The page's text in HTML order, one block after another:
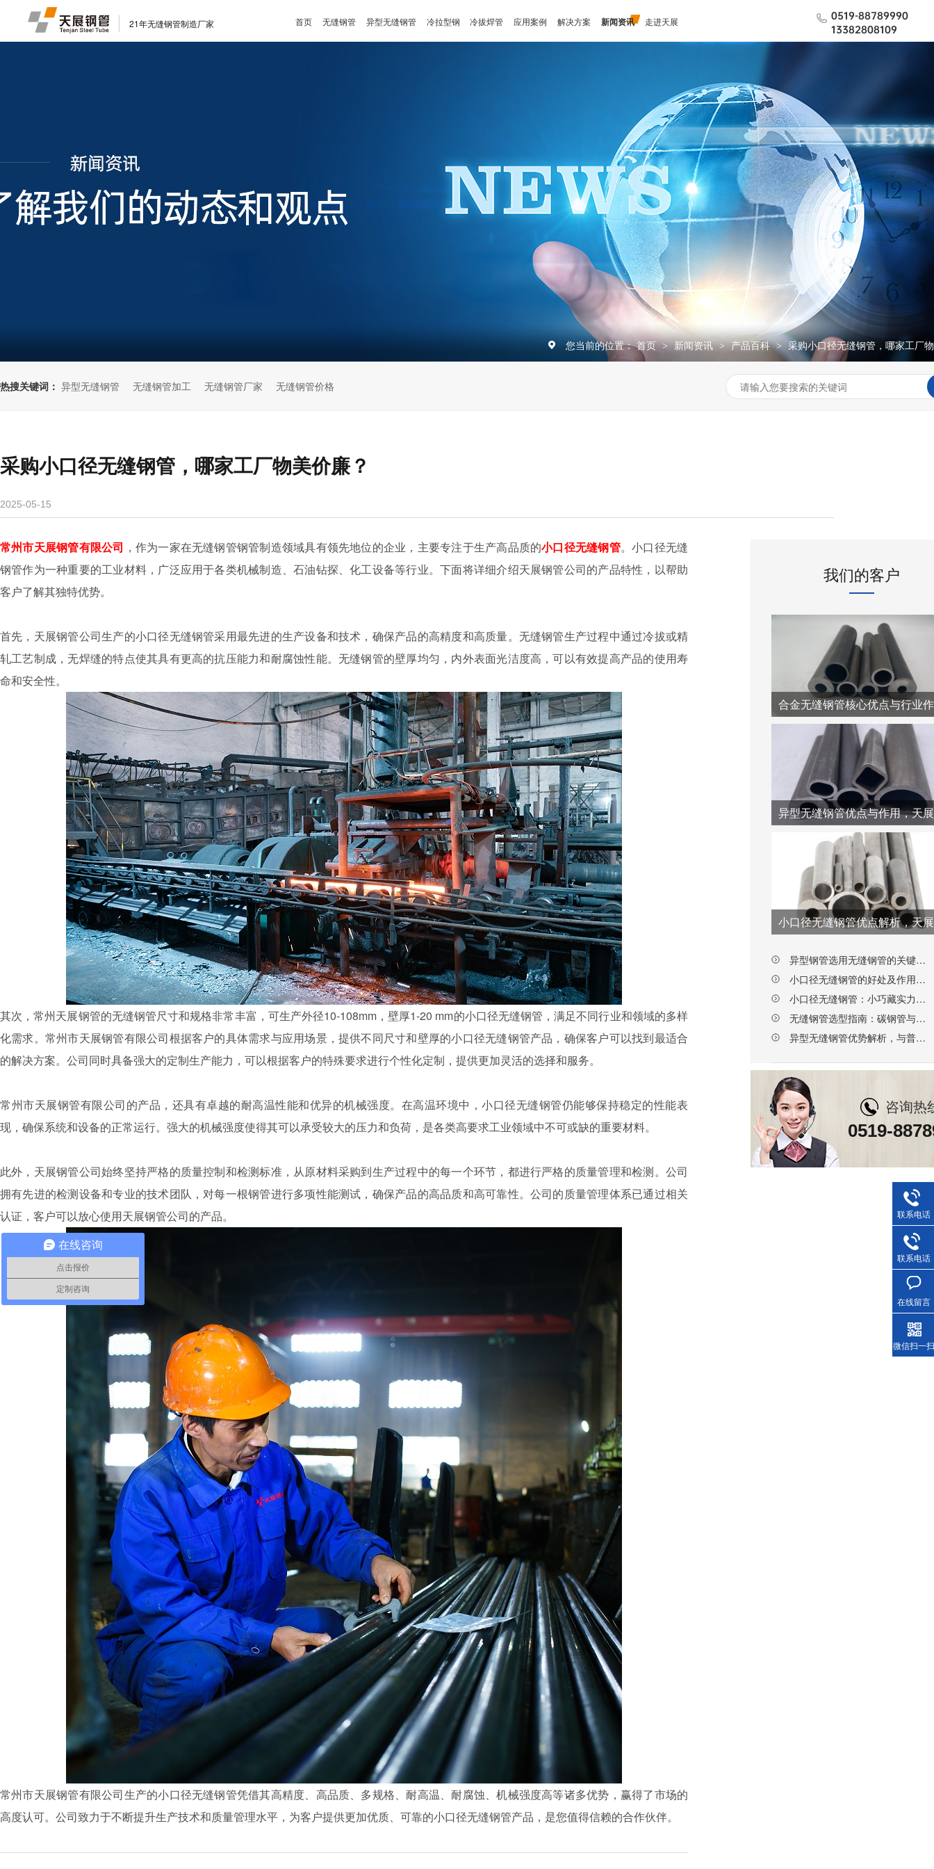
21年无缝钢管制造厂家 首页 无缝钢管 异型无缝钢管 冷拉型钢 冷拔焊管 应用案例 解决方案 新闻资讯 走进天展
0519-88789990
13382808109
您当前的位置： 首页 > 新闻资讯 > 产品百科 > 采购小口径无缝钢管，哪家工厂
热搜关键词： 异型无缝钢管 无缝钢管加工 无缝钢管厂家 无缝钢管价格
采购小口径无缝钢管，哪家工厂物美价廉？
2025-05-15
常州市天展钢管有限公司 ，作为一家在无缝钢管钢管制造领域具有领先地位的企业，主要专注于生产高品质的小口径无缝钢管。小口径无缝
钢管作为一种重要的工业材料，广泛应用于各类机械制造、石油钻探、化工设备等行业。下面将详细介绍天展钢管公司的产品特性，以帮助
客户了解其独特优势。
首先，天展钢管公司生产的小口径无缝钢管采用最先进的生产设备和技术，确保产品的高精度和高质量。无缝钢管生产过程中通过冷拔或精
轧工艺制成，无焊缝的特点使其具有更高的抗压能力和耐腐蚀性能。无缝钢管的壁厚均匀，内外表面光洁度高，可以有效提高产品的使用寿
命和安全性。
其次，常州天展钢管的无缝钢管尺寸和规格非常丰富，可生产外径10-108mm，壁厚1-20 mm的小口径无缝钢管，满足不同行业和领域的多样
化需求。常州市天展钢管有限公司根据客户的具体需求与应用场景，提供不同尺寸和壁厚的小口径无缝钢管产品，确保客户可以找到最适合
的解决方案。公司同时具备强大的定制生产能力，可以根据客户的特殊要求进行个性化定制，提供更加灵活的选择和服务。
常州市天展钢管有限公司的产品，还具有卓越的耐高温性能和优异的机械强度。在高温环境中，小口径无缝钢管仍能够保持稳定的性能表
现，确保系统和设备的正常运行。强大的机械强度使得其可以承受较大的压力和负荷，是各类高要求工业领域中不可或缺的重要材料。
此外，天展钢管公司始终坚持严格的质量控制和检测标准，从原材料采购到生产过程中的每一个环节，都进行严格的质量管理和检测。公司
拥有先进的检测设备和专业的技术团队，对每一根钢管进行多项性能测试，确保产品的高品质和高可靠性。公司的质量管理体系已通过相关
认证，客户可以放心使用天展钢管公司的产品。
常州市天展钢管有限公司生产的小口径无缝钢管凭借其高精度、高品质、多规格、耐高温、耐腐蚀、机械强度高等诸多优势，赢得了市场的
高度认可。公司致力于不断提升生产技术和质量管理水平，为客户提供更加优质、可靠的小口径无缝钢管产品，是您值得信赖的合作伙伴。
我们的客户
异型钢管选用无缝钢管的关键要点，选对厂家更省心
小口径无缝钢管的好处及作用，天展钢管赋能多行业升级
小口径无缝钢管：小巧藏实力，这些核心优势不可替代
无缝钢管选型指南：碳钢管与合金钢管的区别及科学选择
异型无缝钢管优势解析，与普通钢管的核心差异
咨询热
0519-
联系电话
联系电话
在线留言
微信扫一扫
在线咨询
点击报价
定制咨询